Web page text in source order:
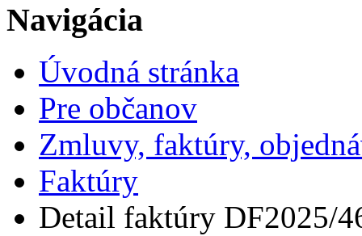
Navigácia
Úvodná stránka
Pre občanov
Zmluvy, faktúry,
Faktúry
Detail faktúry DF2025/